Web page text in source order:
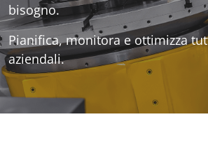
bisogno.
Pianifica, monitora e ottimizza
aziendali.